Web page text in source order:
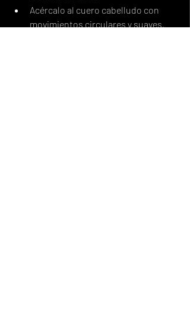
Acércalo al cuero cabelludo con
movimientos circulares y suaves.